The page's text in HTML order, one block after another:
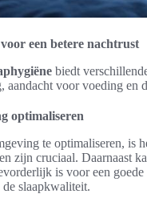
een betere nachtrust
biedt
aandacht voor voeding en
optimaliseren
te optimaliseren, is
zijn cruciaal. Daarnaast
is voor een
slaapkwaliteit.